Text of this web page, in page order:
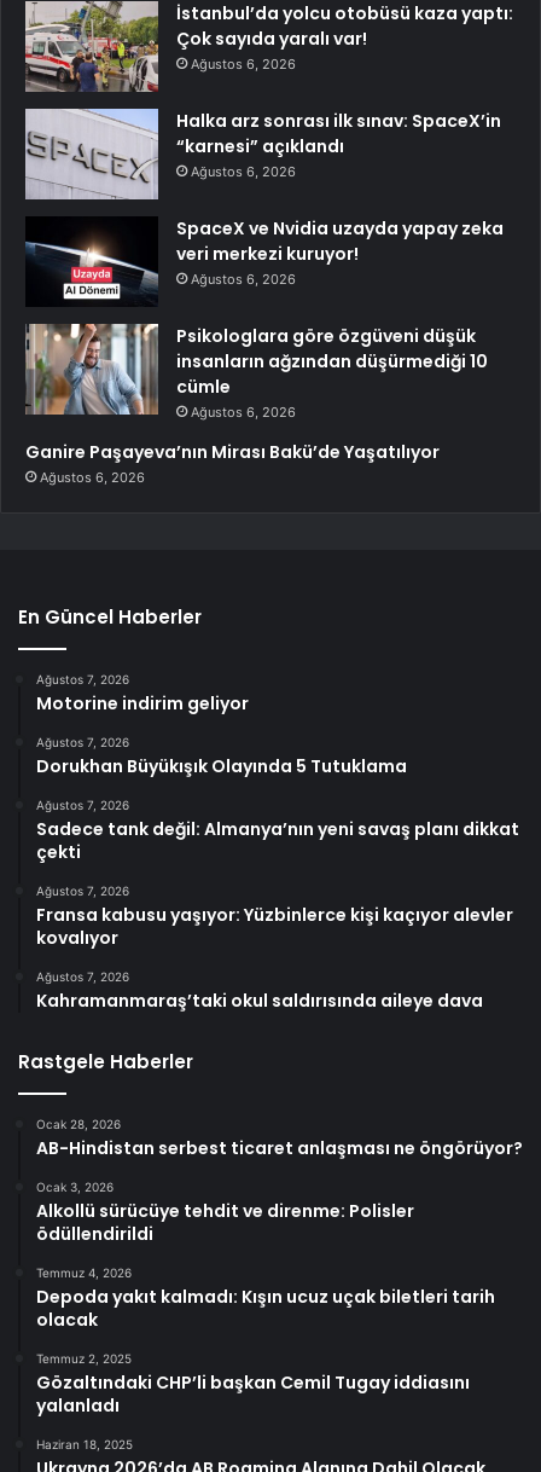
İstanbul’da yolcu otobüsü kaza yaptı:
Çok sayıda yaralı var!
Ağustos 6, 2026
Halka arz sonrası ilk sınav: SpaceX’in
“karnesi” açıklandı
Ağustos 6, 2026
SpaceX ve Nvidia uzayda yapay zeka
veri merkezi kuruyor!
Ağustos 6, 2026
Psikologlara göre özgüveni düşük
insanların ağzından düşürmediği 10
cümle
Ağustos 6, 2026
Ganire Paşayeva’nın Mirası Bakü’de Yaşatılıyor
Ağustos 6, 2026
En Güncel Haberler
Ağustos 7, 2026
Motorine indirim geliyor
Ağustos 7, 2026
Dorukhan Büyükışık Olayında 5 Tutuklama
Ağustos 7, 2026
Sadece tank değil: Almanya’nın yeni savaş planı dikkat
çekti
Ağustos 7, 2026
Fransa kabusu yaşıyor: Yüzbinlerce kişi kaçıyor alevler
kovalıyor
Ağustos 7, 2026
Kahramanmaraş’taki okul saldırısında aileye dava
Rastgele Haberler
Ocak 28, 2026
AB-Hindistan serbest ticaret anlaşması ne öngörüyor?
Ocak 3, 2026
Alkollü sürücüye tehdit ve direnme: Polisler
ödüllendirildi
Temmuz 4, 2026
Depoda yakıt kalmadı: Kışın ucuz uçak biletleri tarih
olacak
Temmuz 2, 2025
Gözaltındaki CHP’li başkan Cemil Tugay iddiasını
yalanladı
Haziran 18, 2025